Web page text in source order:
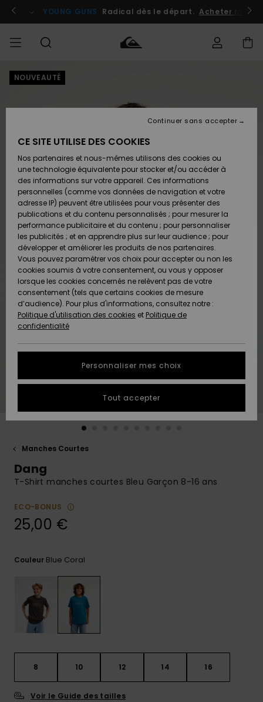
l'information
le
Se connecter / s'inscrire
YOUNG GUNS Radical dès le départ. Acheter
HOMME
Chaussures
& Tongs
Surf
Snow
Nouveautés
A
Découvrir
Chaussures
& Tongs
Surf
Snow
Nouveautés
A
Découvrir
FEMME
A
Découvrir
Snow
SURF
Homme
Surf
Shop
Enfant
Highlights
Communauté
SNOW
Homme
Snow
Shop
Enfant
Snow
Shop
Femme
A
Découvrir
Communauté
OUTLET
Enfant
Outlet
Femme
AIDE &
CONTACT
Retours
Paiement
Carte
Cadeau
Quiksilver
Freedom
Protection
des
tailles
conversation
obtenir la
à votre
aux
les plus
fréquentes
et notre
formulaire
Consulter
la FAQ
MAGASINS
QUIKSILVER
NOUVEAUTÉ
Manches Courtes
Dang
T-Shirt manches courtes Bleu Garçon 8-16 ans
ECO-BONUS
25,00 €
Couleur Blue Coral
8 10 12 14 16
Voir le Guide des tailles
CE SITE UTILISE DES COOKIES
Nos partenaires et nous-mêmes utilisons des cookies ou
une technologie équivalente pour stocker et/ou accéder à
des informations sur votre appareil. Ces informations
personnelles (comme vos données de navigation et votre
adresse IP) peuvent être utilisées pour vous présenter des
publications et du contenu personnalisés ; pour mesurer la
performance publicitaire et du contenu ; pour personnaliser
les publicités ; et en apprendre plus sur leur audience ; pour
développer et améliorer les produits de nos partenaires.
Vous pouvez paramétrer vos choix pour accepter ou non les
cookies soumis à votre consentement, ou vous y opposer
lorsque les cookies concernés ne relèvent pas de votre
consentement (tels que certains cookies de mesure
d’audience). Pour plus d'informations, consultez notre :
Politique d'utilisation des cookies et Politique de
confidentialité
Personnaliser mes choix
Continuer sans accepter
Tout accepter